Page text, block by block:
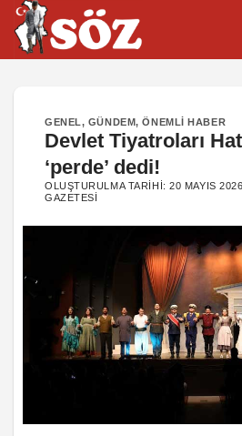
İçeriğe
atla
GENEL, GÜNDEM,ÖNEMLI HABER
Devlet Tiyatroları
‘perde’ dedi!
OLUŞTURULMA TARIHI:20 MAYIS
GAZETESI